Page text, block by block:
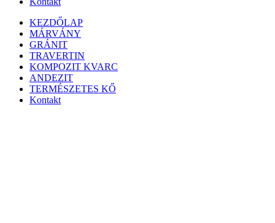
KEZDŐLAP
MÁRVÁNY
GRÁNIT
TRAVERTIN
KOMPOZIT KVARC
ANDEZIT
TERMÉSZETES KŐ
Kontakt